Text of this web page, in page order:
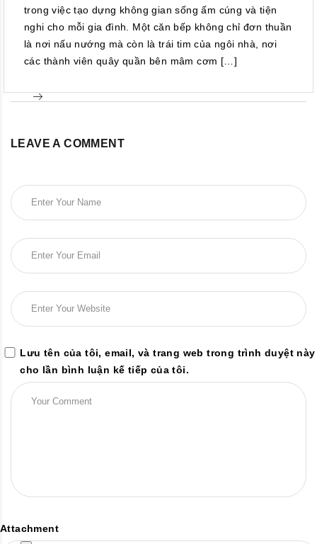
trong việc tạo dựng không gian sống ấm cúng và tiện
nghi cho mỗi gia đình. Một căn bếp không chỉ đơn thuần
là nơi nấu nướng mà còn là trái tim của ngôi nhà, nơi
các thành viên quây quần bên mâm cơm […]
LEAVE A COMMENT
Lưu tên của tôi, email, và trang web trong trình duyệt này
cho lần bình luận kế tiếp của tôi.
Attachment